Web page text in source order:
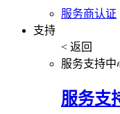
服务商认证
支持
< 返回
服务支持中
服务支